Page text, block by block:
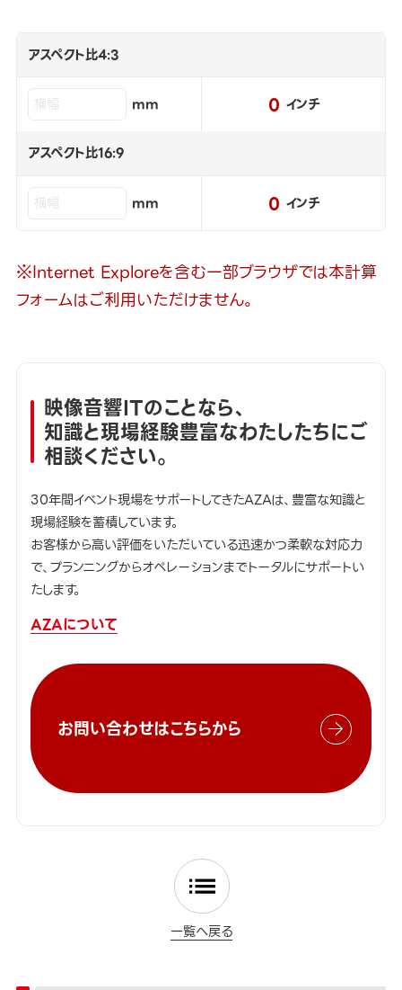
アスペクト比4:3
mm 0 インチ
アスペクト比16:9
mm 0 インチ
※Internet Exploreを含む一部ブラウザでは本計算
フォームはご利用いただけません。
映像音響ITのことなら、
知識と現場経験豊富なわたしたちにご
相談ください。
30年間イベント現場をサポートしてきたAZAは、豊富な知識と
現場経験を蓄積しています。
お客様から高い評価をいただいている迅速かつ柔軟な対応力
で、プランニングからオペレーションまでトータルにサポートい
たします。
AZAについて
お問い合わせはこちらから
一覧へ戻る